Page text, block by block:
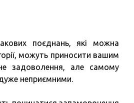
поєднань, які можна
можуть приносити вашим
задоволення, але самому
неприємними.